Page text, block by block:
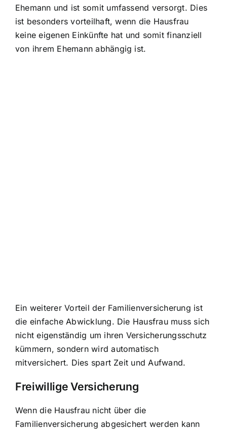
Ehemann und ist somit umfassend versorgt. Dies
ist besonders vorteilhaft, wenn die Hausfrau
keine eigenen Einkünfte hat und somit finanziell
von ihrem Ehemann abhängig ist.
Ein weiterer Vorteil der Familienversicherung ist
die einfache Abwicklung. Die Hausfrau muss sich
nicht eigenständig um ihren Versicherungsschutz
kümmern, sondern wird automatisch
mitversichert. Dies spart Zeit und Aufwand.
Freiwillige Versicherung
Wenn die Hausfrau nicht über die
Familienversicherung abgesichert werden kann